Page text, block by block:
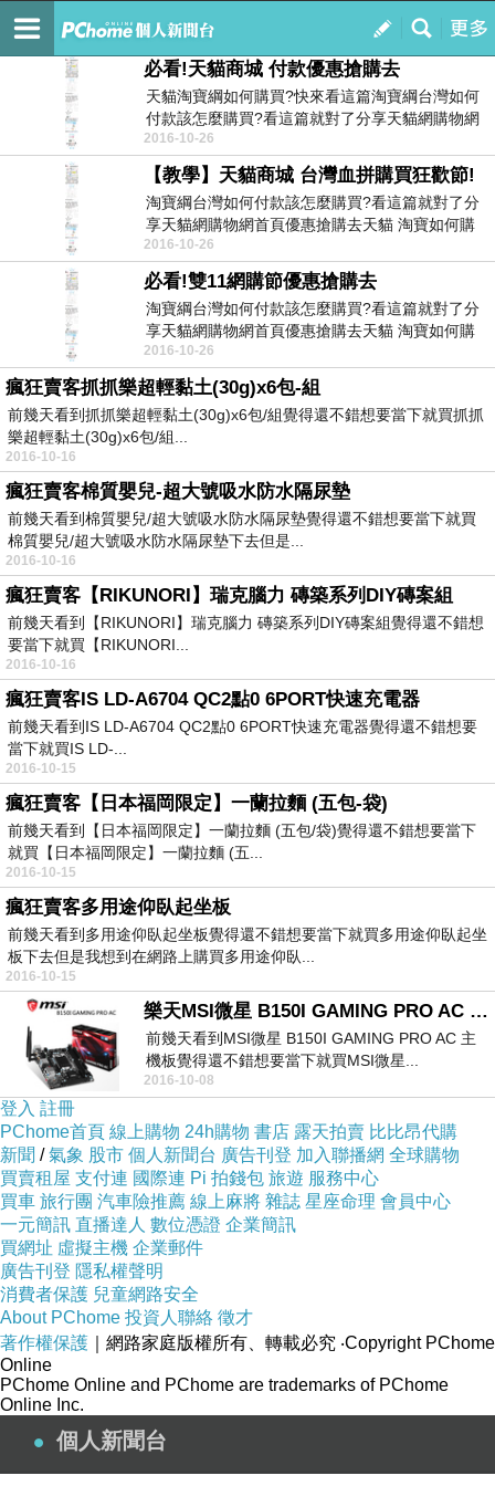
我的
訂閱
n56li31o0x
必看!天貓商城 付款優惠搶購去
天貓淘寶綱如何購買?快來看這篇淘寶綱台灣如何
付款該怎麼購買?看這篇就對了分享天貓網購物網
首頁優惠搶購...
2016-10-26
【教學】天貓商城 台灣血拼購買狂歡節!
淘寶綱台灣如何付款該怎麼購買?看這篇就對了分
享天貓網購物網首頁優惠搶購去天貓 淘寶如何購
買?快來看這...
2016-10-26
必看!雙11網購節優惠搶購去
淘寶綱台灣如何付款該怎麼購買?看這篇就對了分
享天貓網購物網首頁優惠搶購去天貓 淘寶如何購
買?快來看這...
2016-10-26
瘋狂賣客抓抓樂超輕黏土(30g)x6包-組
前幾天看到抓抓樂超輕黏土(30g)x6包/組覺得還不錯想要當下就買抓抓
樂超輕黏土(30g)x6包/組...
2016-10-16
瘋狂賣客棉質嬰兒-超大號吸水防水隔尿墊
前幾天看到棉質嬰兒/超大號吸水防水隔尿墊覺得還不錯想要當下就買
棉質嬰兒/超大號吸水防水隔尿墊下去但是...
2016-10-16
瘋狂賣客【RIKUNORI】瑞克腦力 磚築系列DIY磚案組
前幾天看到【RIKUNORI】瑞克腦力 磚築系列DIY磚案組覺得還不錯想
要當下就買【RIKUNORI...
2016-10-16
瘋狂賣客IS LD-A6704 QC2點0 6PORT快速充電器
前幾天看到IS LD-A6704 QC2點0 6PORT快速充電器覺得還不錯想要
當下就買IS LD-...
2016-10-15
瘋狂賣客【日本福岡限定】一蘭拉麵 (五包-袋)
前幾天看到【日本福岡限定】一蘭拉麵 (五包/袋)覺得還不錯想要當下
就買【日本福岡限定】一蘭拉麵 (五...
2016-10-15
瘋狂賣客多用途仰臥起坐板
前幾天看到多用途仰臥起坐板覺得還不錯想要當下就買多用途仰臥起坐
板下去但是我想到在網路上購買多用途仰臥...
2016-10-15
樂天MSI微星 B150I GAMING PRO AC 主機板
前幾天看到MSI微星 B150I GAMING PRO AC 主
機板覺得還不錯想要當下就買MSI微星...
2016-10-08
登入 註冊
PChome首頁 線上購物 24h購物 書店 露天拍賣 比比昂代購
新聞 /氣象 股市 個人新聞台 廣告刊登 加入聯播網 全球購物
買賣租屋 支付連 國際連 Pi 拍錢包 旅遊 服務中心
買車 旅行團 汽車險推薦 線上麻將 雜誌 星座命理 會員中心
一元簡訊 直播達人 數位憑證 企業簡訊
買網址 虛擬主機 企業郵件
廣告刊登 隱私權聲明
消費者保護 兒童網路安全
About PChome 投資人聯絡 徵才
著作權保護 ｜網路家庭版權所有、轉載必究 ‧Copyright PChome
Online
PChome Online and PChome are trademarks of PChome
Online Inc.
個人新聞台